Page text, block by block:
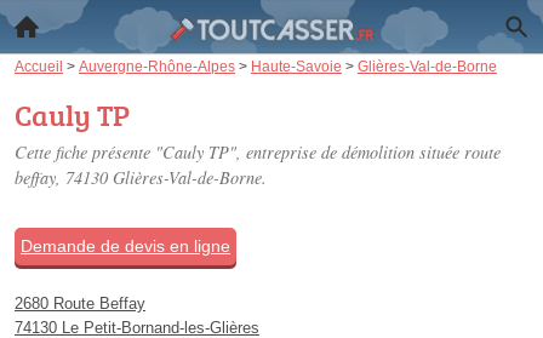
Accueil > Auvergne-Rhône-Alpes > Haute-Savoie > Glières-Val-de-Borne
Cauly TP
Cette fiche présente "Cauly TP", entreprise de démolition située route
beffay, 74130 Glières-Val-de-Borne.
Demande de devis en ligne
2680 Route Beffay
74130 Le Petit-Bornand-les-Glières